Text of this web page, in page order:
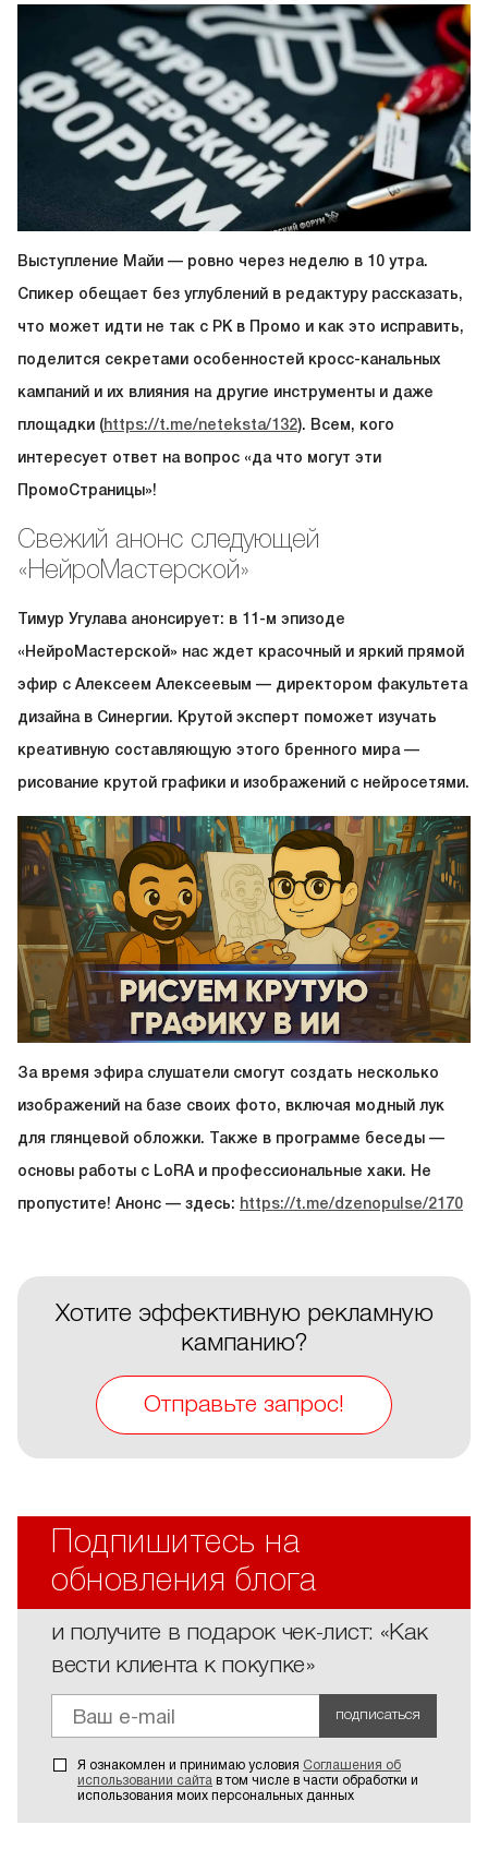
Выступление Майи — ровно через неделю в 10 утра.
Спикер обещает без углублений в редактуру рассказать,
что может идти не так с РК в Промо и как это исправить,
поделится секретами особенностей кросс-канальных
кампаний и их влияния на другие инструменты и даже
площадки ( https://t.me/neteksta/132). Всем, кого
интересует ответ на вопрос «да что могут эти
ПромоСтраницы»!
Свежий анонс следующей
«НейроМастерской»
Тимур Угулава анонсирует: в 11-м эпизоде
«НейроМастерской» нас ждет красочный и яркий прямой
эфир с Алексеем Алексеевым — директором факультета
дизайна в Синергии. Крутой эксперт поможет изучать
креативную составляющую этого бренного мира —
рисование крутой графики и изображений с нейросетями.
За время эфира слушатели смогут создать несколько
изображений на базе своих фото, включая модный лук
для глянцевой обложки. Также в программе беседы —
основы работы с LoRA и профессиональные хаки. Не
пропустите! Анонс — здесь: https://t.me/dzenopulse/2170
Хотите эффективную рекламную
кампанию?
Отправьте запрос!
Подпишитесь на
обновления блога
и получите в подарок чек-лист: «Как
вести клиента к покупке»
подписаться
Я ознакомлен и принимаю условия Соглашения об
использовании сайта в том числе в части обработки и
использования моих персональных данных